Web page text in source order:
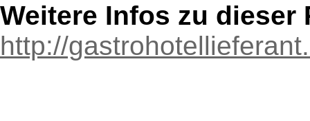
Weitere Infos zu dieser
http://